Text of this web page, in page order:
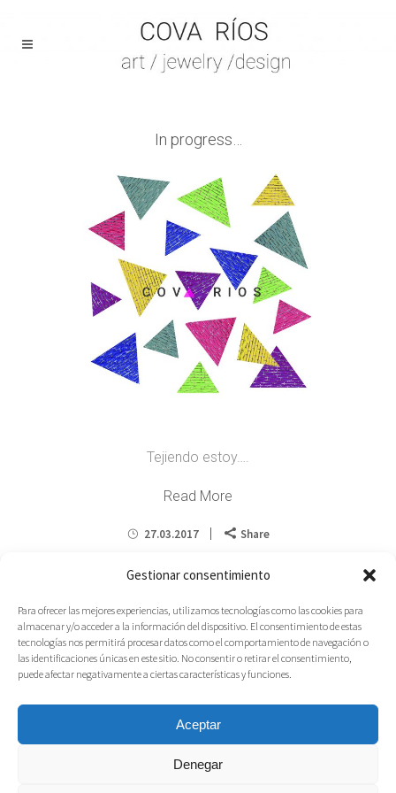
Gestionar consentimiento
Para ofrecer las mejores experiencias, utilizamos tecnologías como las cookies para
almacenar y/o acceder a la información del dispositivo. El consentimiento de estas
tecnologías nos permitirá procesar datos como el comportamiento de navegación o
las identificaciones únicas en este sitio. No consentir o retirar el consentimiento,
puede afectar negativamente a ciertas características y funciones.
Aceptar
Denegar
In progress…
Tejiendo estoy….
Read More
27.03.2017 Share